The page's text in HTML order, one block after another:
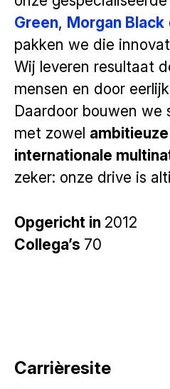
Green, Morgan Black
pakken we die
Wij leveren resultaat
mensen en door
Daardoor bouwen we
met zowel ambitieuze
internationale
zeker: onze drive is
Opgericht in 2012
Collega’s 70
Carrièresite